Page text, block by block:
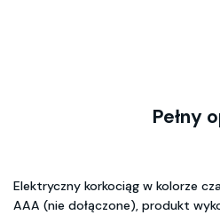
Pełny
Elektryczny korkociąg w kolorze
AAA (nie dołączone), produkt